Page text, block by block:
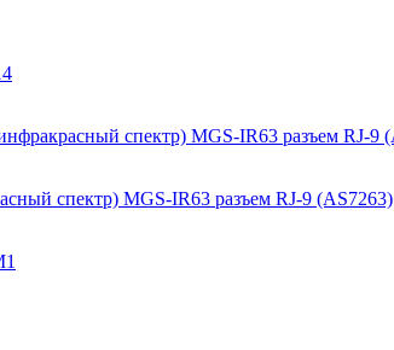
спектр) MGS-IR63 разъем RJ-9 (AS7263)